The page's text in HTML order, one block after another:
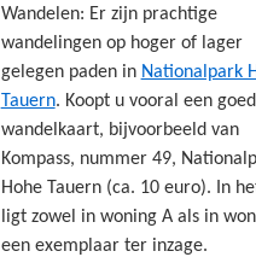
Wandelen: Er zijn prachtige
wandelingen op hoger of lager
gelegen paden in Nationalpark
Tauern. Koopt u vooral een
wandelkaart, bijvoorbeeld van
Kompass, nummer 49,
Hohe Tauern (ca. 10 euro). In
ligt zowel in woning A als in
een exemplaar ter inzage.